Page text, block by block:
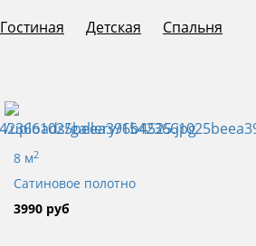
Гостиная Детская
Спальня
8 м2
Сатиновое полотно
3990 руб